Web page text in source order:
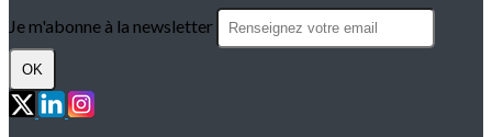
Je m'abonne à la newsletter
OK